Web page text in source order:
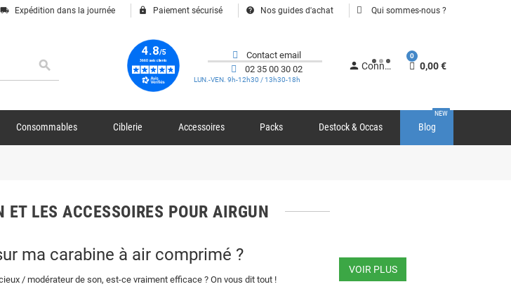
local_shipping Expédition dans la journée lock Paiement sécurisé help Nos guides d'achat Qui sommes-nous ?
search
Contact email
02 35 00 30 02
LUN.-VEN. 9h-12h30 / 13h30-18h
person Connexion
0
0,00 €
Consommables Ciblerie Accessoires Packs Destock & Occas Blog
NEW
LES ACCESSOIRES POUR AIRGUN
ma carabine à air comprimé ?
/ modérateur de son, est-ce vraiment efficace ? On vous dit tout !
VOIR PLUS